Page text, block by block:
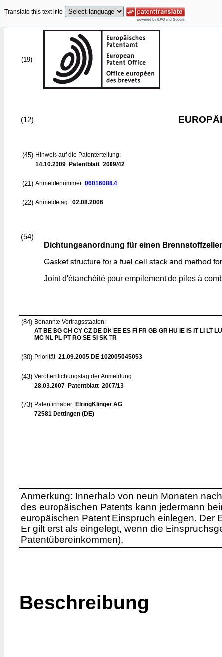
Translate this text into
(19)
(12)
(45) Hinweis auf die Patenterteilung:
14.10.2009 Patentblatt 2009/42
(21) Anmeldenummer: 06016088.4
(22) Anmeldetag: 02.08.2006
(54)
Dichtungsanordnung für einen
Gasket structure for a fuel cell stack and method
Joint d'étanchéité pour empilement de piles à
(84) Benannte Vertragsstaaten:
AT BE BG CH CY CZ DE DK EE ES FI FR GB GR HU IE IS IT LI LT
MC NL PL PT RO SE SI SK TR
(30) Priorität: 21.09.2005 DE 102005045053
(43) Veröffentlichungstag der Anmeldung:
28.03.2007 Patentblatt 2007/13
(73) Patentinhaber: ElringKlinger AG
72581 Dettingen (DE)
Anmerkung: Innerhalb von neun Monaten
des europäischen Patents kann jedermann
europäischen Patent Einspruch einlegen. Der
Er gilt erst als eingelegt, wenn die
Patentübereinkommen).
Beschreibung